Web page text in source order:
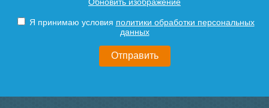
Я принимаю условия политики обработки персональных
данных